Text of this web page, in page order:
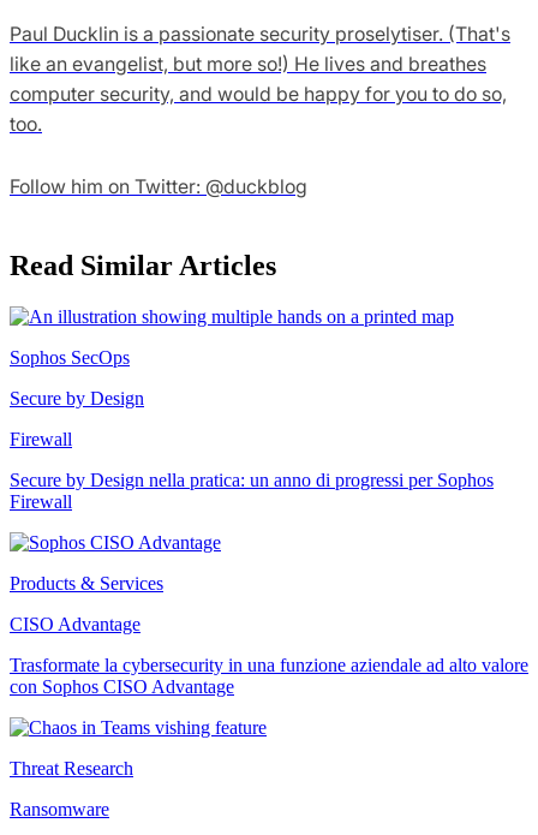
Paul Ducklin is a passionate security proselytiser. (That's
like an evangelist, but more so!) He lives and breathes
computer security, and would be happy for you to do so,
too.
Follow him on Twitter: @duckblog
Read Similar Articles
Sophos SecOps
Secure by Design
Firewall
Secure by Design nella pratica: un anno di progressi per Sophos
Firewall
Products & Services
CISO Advantage
Trasformate la cybersecurity in una funzione aziendale ad alto valore
con Sophos CISO Advantage
Threat Research
Ransomware